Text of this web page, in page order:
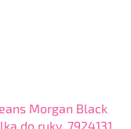
Morgan Black
do ruky, 7924131